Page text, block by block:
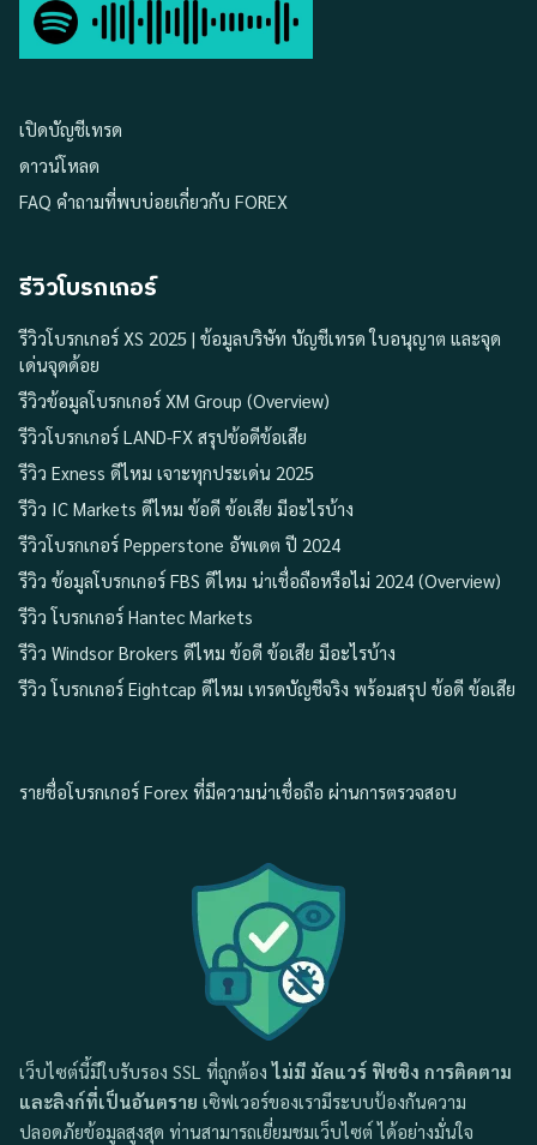
เปิดบัญชีเทรด
ดาวน์โหลด
FAQ คำถามที่พบบ่อยเกี่ยวกับ FOREX
รีวิวโบรกเกอร์
รีวิวโบรกเกอร์ XS 2025 | ข้อมูลบริษัท บัญชีเทรด ใบอนุญาต และจุด
เด่นจุดด้อย
รีวิวข้อมูลโบรกเกอร์ XM Group (Overview)
รีวิวโบรกเกอร์ LAND-FX สรุปข้อดีข้อเสีย
รีวิว Exness ดีไหม เจาะทุกประเด่น 2025
รีวิว IC Markets ดีไหม ข้อดี ข้อเสีย มีอะไรบ้าง
รีวิวโบรกเกอร์ Pepperstone อัพเดต ปี 2024
รีวิว ข้อมูลโบรกเกอร์ FBS ดีไหม น่าเชื่อถือหรือไม่ 2024 (Overview)
รีวิว โบรกเกอร์ Hantec Markets
รีวิว Windsor Brokers ดีไหม ข้อดี ข้อเสีย มีอะไรบ้าง
รีวิว โบรกเกอร์ Eightcap ดีไหม เทรดบัญชีจริง พร้อมสรุป ข้อดี ข้อเสีย
รายชื่อโบรกเกอร์ Forex ที่มีความน่าเชื่อถือ ผ่านการตรวจสอบ
เว็บไซต์นี้มีใบรับรอง SSL ที่ถูกต้องไม่มี มัลแวร์ ฟิชชิง การติดตาม
และลิงก์ที่เป็นอันตราย เซิฟเวอร์ของเรามีระบบป้องกันความ
ปลอดภัยข้อมูลสูงสุด ท่านสามารถเยี่ยมชมเว็บไซต์ ได้อย่างมั่นใจ